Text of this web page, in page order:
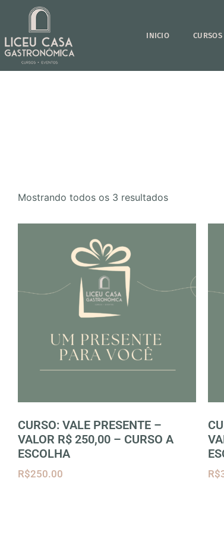
INICIO CURSOS
Mostrando todos os 3 resultados
CURSO: VALE PRESENTE –
VALOR R$ 250,00 – CURSO A
ESCOLHA
R$250.00 R$